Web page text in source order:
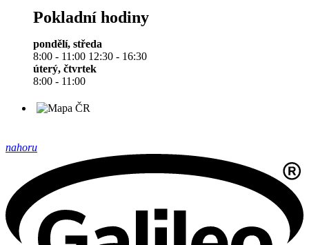
Pokladní hodiny
pondělí, středa
8:00 - 11:00 12:30 - 16:30
úterý, čtvrtek
8:00 - 11:00
nahoru